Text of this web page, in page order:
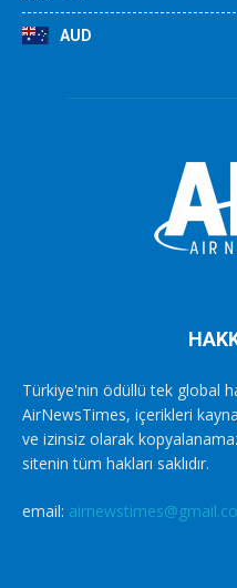
AUD
Türkiye'nin ödüllü tek global
AirNewsTimes, içerikleri
ve izinsiz olarak
sitenin tüm hakları saklıdır.
email: